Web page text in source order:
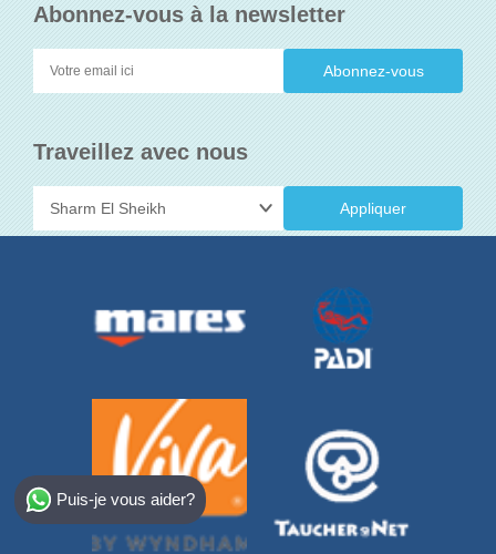
Abonnez-vous à la newsletter
Traveillez avec nous
Appliquer
Puis-je vous aider?
Select Destination
Egypt